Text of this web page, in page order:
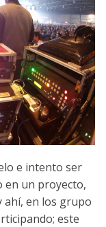
e intento ser
en un proyecto,
ahí, en los grupo
este